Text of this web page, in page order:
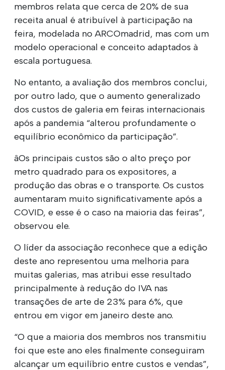
membros relata que cerca de 20% de sua
receita anual é atribuível à participação na
feira, modelada no ARCOmadrid, mas com um
modelo operacional e conceito adaptados à
escala portuguesa.
No entanto, a avaliação dos membros conclui,
por outro lado, que o aumento generalizado
dos custos de galeria em feiras internacionais
após a pandemia “alterou profundamente o
equilíbrio econômico da participação”.
âOs principais custos são o alto preço por
metro quadrado para os expositores, a
produção das obras e o transporte. Os custos
aumentaram muito significativamente após a
COVID, e esse é o caso na maioria das feiras”,
observou ele.
O líder da associação reconhece que a edição
deste ano representou uma melhoria para
muitas galerias, mas atribui esse resultado
principalmente à redução do IVA nas
transações de arte de 23% para 6%, que
entrou em vigor em janeiro deste ano.
“O que a maioria dos membros nos transmitiu
foi que este ano eles finalmente conseguiram
alcançar um equilíbrio entre custos e vendas”,